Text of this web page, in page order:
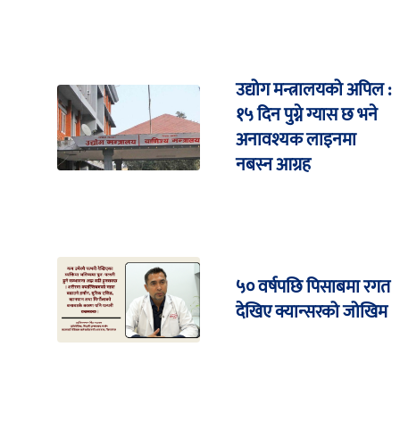
उद्योग मन्त्रालयको अपिल :
१५ दिन पुग्ने ग्यास छ भने
अनावश्यक लाइनमा
नबस्न आग्रह
५० वर्षपछि पिसाबमा रगत
देखिए क्यान्सरको जोखिम